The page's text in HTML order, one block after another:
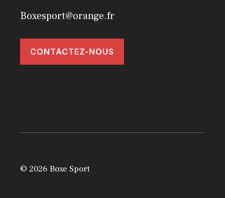
Boxesport@orange.fr
CONTACTEZ-NOUS
© 2026 Boxe Sport